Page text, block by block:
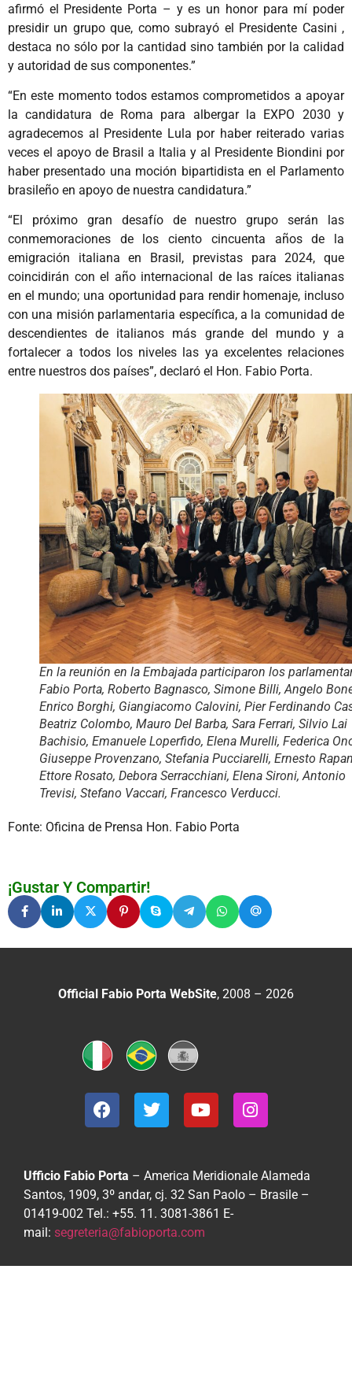
afirmó el Presidente Porta – y es un honor para mí poder
presidir un grupo que, como subrayó el Presidente Casini ,
destaca no sólo por la cantidad sino también por la calidad
y autoridad de sus componentes.”
“En este momento todos estamos comprometidos a apoyar
la candidatura de Roma para albergar la EXPO 2030 y
agradecemos al Presidente Lula por haber reiterado varias
veces el apoyo de Brasil a Italia y al Presidente Biondini por
haber presentado una moción bipartidista en el Parlamento
brasileño en apoyo de nuestra candidatura.”
“El próximo gran desafío de nuestro grupo serán las
conmemoraciones de los ciento cincuenta años de la
emigración italiana en Brasil, previstas para 2024, que
coincidirán con el año internacional de las raíces italianas
en el mundo; una oportunidad para rendir homenaje, incluso
con una misión parlamentaria específica, a la comunidad de
descendientes de italianos más grande del mundo y a
fortalecer a todos los niveles las ya excelentes relaciones
entre nuestros dos países”, declaró el Hon. Fabio Porta.
En la reunión en la Embajada participaron los
Fabio Porta, Roberto Bagnasco, Simone Billi, Angelo
Enrico Borghi, Giangiacomo Calovini, Pier Ferdinando
Beatriz Colombo, Mauro Del Barba, Sara Ferrari, Silvio Lai
Bachisio, Emanuele Loperfido, Elena Murelli, Federica
Giuseppe Provenzano, Stefania Pucciarelli, Ernesto
Ettore Rosato, Debora Serracchiani, Elena Sironi, Antonio
Trevisi, Stefano Vaccari, Francesco Verducci.
Fonte: Oficina de Prensa Hon. Fabio Porta
¡Gustar Y Compartir!
Official Fabio Porta WebSite, 2008 – 2026
Ufficio Fabio Porta – America Meridionale Alameda
Santos, 1909, 3º andar, cj. 32 San Paolo – Brasile –
01419-002 Tel.: +55. 11. 3081-3861 E-
mail: segreteria@fabioporta.com